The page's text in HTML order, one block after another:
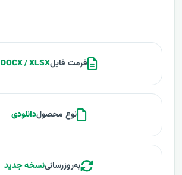
فرمت فایلDOCX / XLSX
نوع محصولدانلودی
به‌روزرسانینسخه جدید